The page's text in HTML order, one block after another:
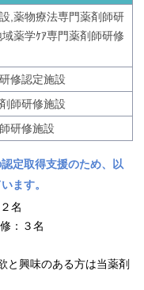
,薬物療法専門薬剤師研
薬学ｹｱ専門薬剤師研修
修認定施設
師研修施設
研修施設
定取得支援のため、以
ます。
名
：３名
と興味のある方は当薬剤